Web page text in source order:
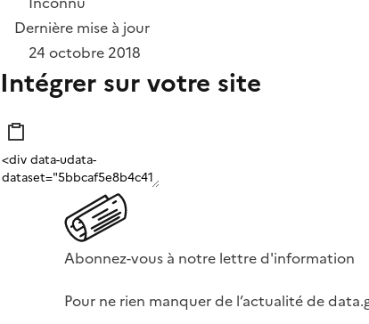
Dernière mise à jour
24 octobre 2018
Intégrer sur votre site
Abonnez-vous à notre lettre d'information
Pour ne rien manquer de l’actualité de